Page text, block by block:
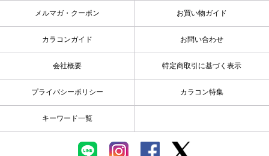
メルマガ・クーポン お買い物ガイド
カラコンガイド お問い合わせ
会社概要 特定商取引に基づく表示
プライバシーポリシー カラコン特集
キーワード一覧